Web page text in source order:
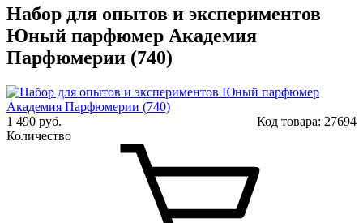
Набор для опытов и экспериментов
Юный парфюмер Академия
Парфюмерии (740)
1 490 руб. Код товара: 27694
Количество